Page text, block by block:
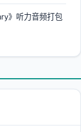
》听力音频打包